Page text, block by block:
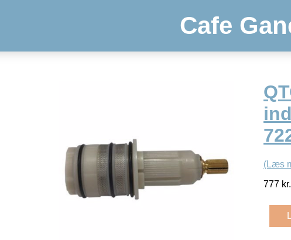
Cafe
(Læs
777 kr.